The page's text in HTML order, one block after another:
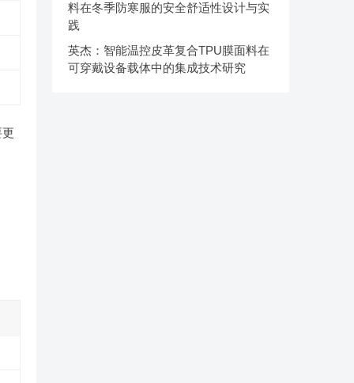
料在冬季防寒服的安全舒适性设计与实
践
英杰：智能温控皮革复合TPU膜面料在
可穿戴设备载体中的集成技术研究